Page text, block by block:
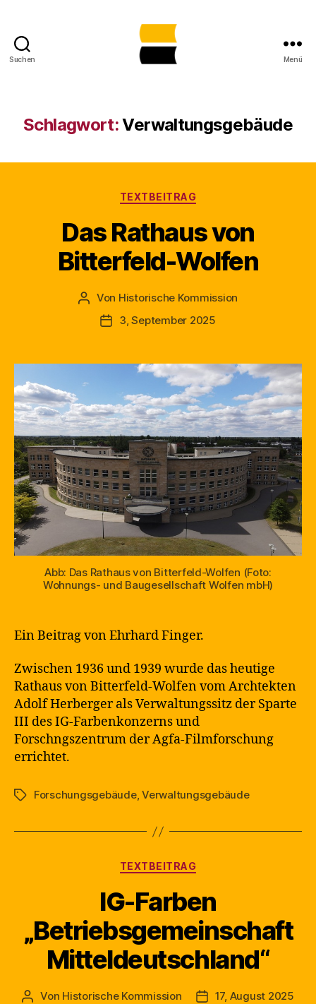
Suchen
Sachsen-
Anhalt
sichtbar
Menü
Schlagwort:Verwaltungsgebäude
Kategorien
TEXTBEITRAG
Das Rathaus von
Bitterfeld-Wolfen
Beitragsautor
Von Historische Kommission
Beitragsdatum
3, September 2025
Abb: Das Rathaus von Bitterfeld-Wolfen (Foto:
Wohnungs- und Baugesellschaft Wolfen mbH)
Ein Beitrag von Ehrhard Finger.
Zwischen 1936 und 1939 wurde das heutige
Rathaus von Bitterfeld-Wolfen vom Archtekten
Adolf Herberger als Verwaltungssitz der Sparte
III des IG-Farbenkonzerns und
Forschngszentrum der Agfa-Filmforschung
errichtet.
Schlagwörter
Forschungsgebäude,Verwaltungsgebäude
Kategorien
TEXTBEITRAG
IG-Farben
„Betriebsgemeinschaft
Mitteldeutschland“
Beitragsautor
Von Historische Kommission Beitragsdatum
17, August 2025